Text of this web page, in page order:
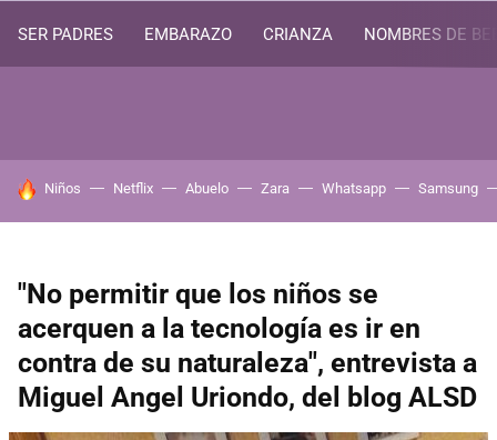
SER PADRES EMBARAZO CRIANZA NOMBRES DE
HOY SE HABLA DE
Niños Netflix Abuelo Zara Whatsapp Samsung
"No permitir que los niños se
acerquen a la tecnología es ir en
contra de su naturaleza", entrevista a
Miguel Angel Uriondo, del blog ALSD